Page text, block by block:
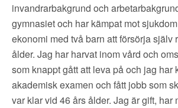
invandrarbakgrund och
gymnasiet och har kämpat mot
ekonomi med två barn att försörja själv
ålder. Jag har harvat inom vård och
som knappt gått att leva på och jag har
akademisk examen och fått jobb som
var klar vid 46 års ålder. Jag är gift, har